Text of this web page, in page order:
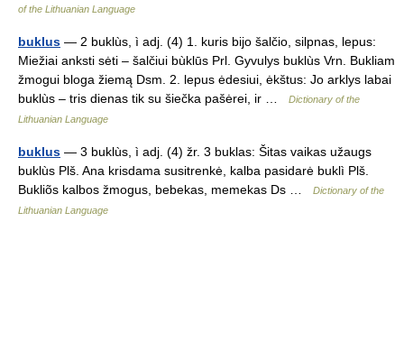
of the Lithuanian Language
buklus — 2 buklùs, ì adj. (4) 1. kuris bijo šalčio, silpnas, lepus:
Miežiai anksti sėti – šalčiui bùklūs Prl. Gyvulys buklùs Vrn. Bukliam
žmogui bloga žiemą Dsm. 2. lepus ėdesiui, ėkštus: Jo arklys labai
buklùs – tris dienas tik su šiečka pašėrei, ir …
Dictionary of the
Lithuanian Language
buklus — 3 buklùs, ì adj. (4) žr. 3 buklas: Šitas vaikas užaugs
buklùs Plš. Ana krisdama susitrenkė, kalba pasidarė buklì Plš.
Bukliõs kalbos žmogus, bebekas, memekas Ds …
Dictionary of the
Lithuanian Language